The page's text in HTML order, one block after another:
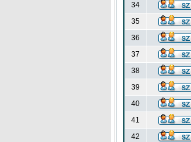
34
35
36
37
38
39
40
41
42